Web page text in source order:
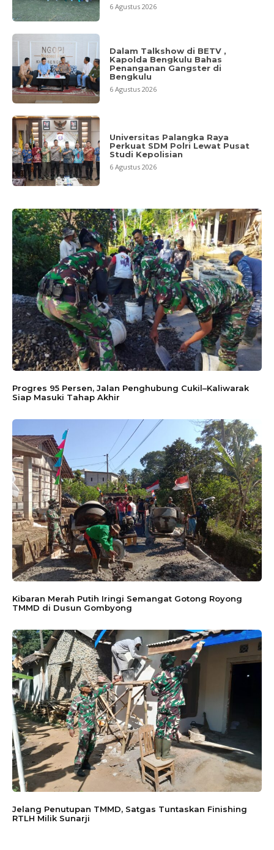
6 Agustus 2026
Dalam Talkshow di BETV ,
Kapolda Bengkulu Bahas
Penanganan Gangster di
Bengkulu
6 Agustus 2026
Universitas Palangka Raya
Perkuat SDM Polri Lewat Pusat
Studi Kepolisian
6 Agustus 2026
Progres 95 Persen, Jalan Penghubung Cukil–Kaliwarak
Siap Masuki Tahap Akhir
Kibaran Merah Putih Iringi Semangat Gotong Royong
TMMD di Dusun Gombyong
Jelang Penutupan TMMD, Satgas Tuntaskan Finishing
RTLH Milik Sunarji